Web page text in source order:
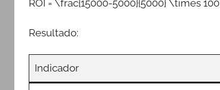
ROI = \frac{15000-5000}{5000} \times 100
Resultado:
Indicador